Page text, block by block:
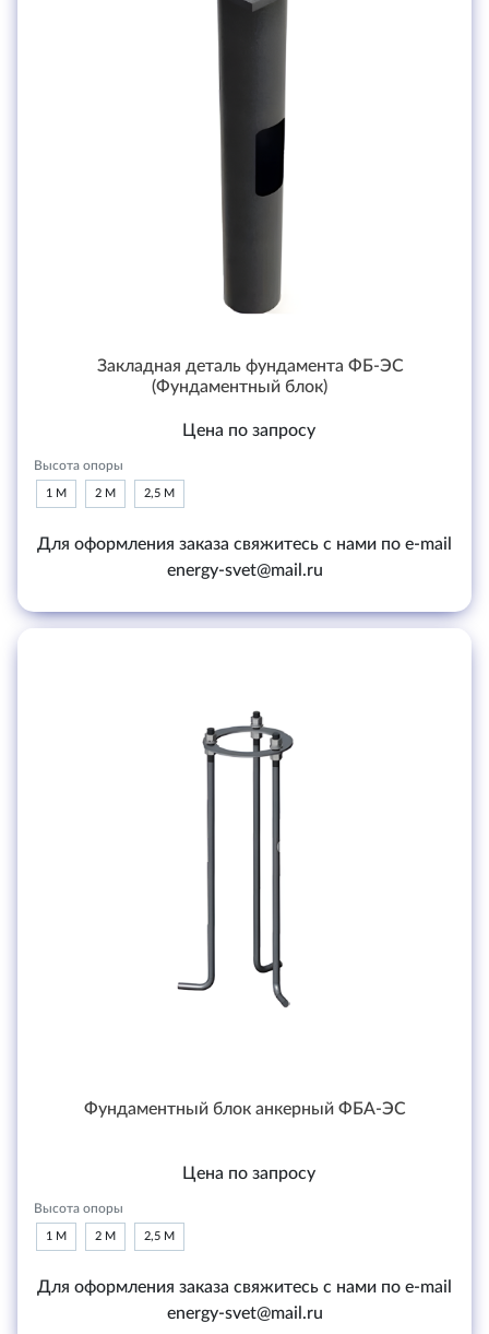
Закладная деталь фундамента ФБ-ЭС
(Фундаментный блок)
Цена по запросу
Высота опоры
1 М 2 М 2,5 М
Для оформления заказа свяжитесь с нами по e-mail
energy-svet@mail.ru
Фундаментный блок анкерный ФБА-ЭС
Цена по запросу
Высота опоры
1 М 2 М 2,5 М
Для оформления заказа свяжитесь с нами по e-mail
energy-svet@mail.ru